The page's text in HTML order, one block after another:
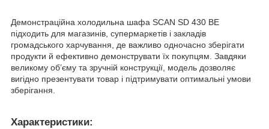
Демонстраційна холодильна шафа SCAN SD 430 BE
підходить для магазинів, супермаркетів і закладів
громадського харчування, де важливо одночасно зберігати
продукти й ефективно демонструвати їх покупцям. Завдяки
великому об’єму та зручній конструкції, модель дозволяє
вигідно презентувати товар і підтримувати оптимальні умови
зберігання.
Характеристики: